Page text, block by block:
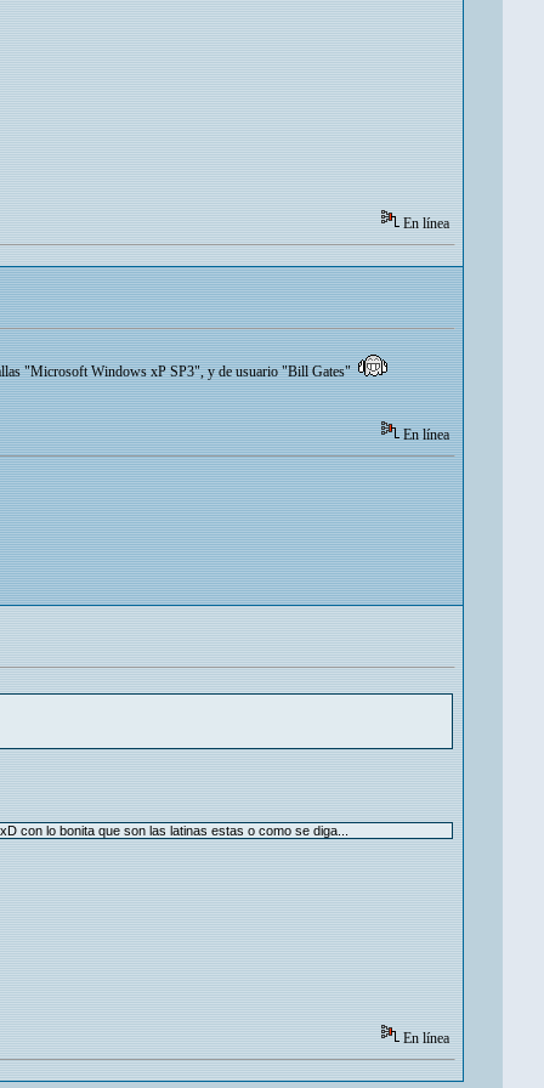
En línea
"Microsoft Windows xP SP3", y de usuario "Bill Gates"
En línea
con lo bonita que son las latinas estas o como se diga...
En línea